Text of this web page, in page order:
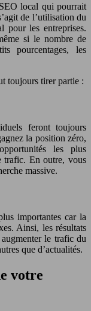
local qui pourrait
de l’utilisation du
pour les entreprises.
si le nombre de
pourcentages, les
toujours tirer partie :
feront toujours
la position zéro,
les plus
trafic. En outre, vous
massive.
importantes car la
Ainsi, les résultats
le trafic du
que d’actualités.
votre